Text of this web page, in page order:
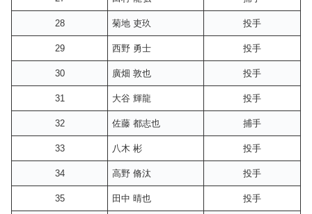
28 菊地 吏玖 投手
29 西野 勇士 投手
30 廣畑 敦也 投手
31 大谷 輝龍 投手
32 佐藤 都志也 捕手
33 八木 彬 投手
34 高野 脩汰 投手
35 田中 晴也 投手